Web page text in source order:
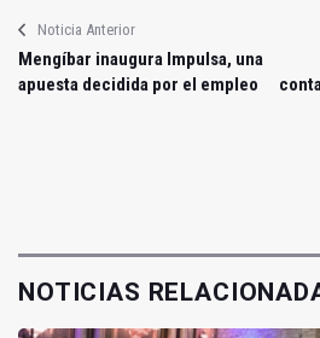
Noticia Anterior
Mengíbar inaugura Impulsa, una
apuesta decidida por el empleo
NOTICIAS